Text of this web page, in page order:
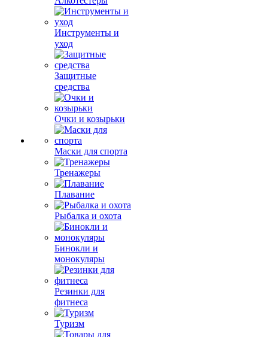
Инструменты и
уход
Защитные
средства
Очки и козырьки
Маски для спорта
Тренажеры
Плавание
Рыбалка и охота
Бинокли и
монокуляры
Резинки для
фитнеса
Туризм